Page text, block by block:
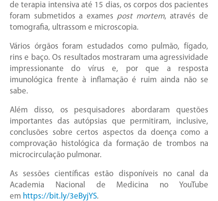
de terapia intensiva até 15 dias, os corpos dos pacientes
foram submetidos a exames post mortem, através de
tomografia, ultrassom e microscopia.
Vários órgãos foram estudados como pulmão, fígado,
rins e baço. Os resultados mostraram uma agressividade
impressionante do vírus e, por que a resposta
imunológica frente à inflamação é ruim ainda não se
sabe.
Além disso, os pesquisadores abordaram questões
importantes das autópsias que permitiram, inclusive,
conclusões sobre certos aspectos da doença como a
comprovação histológica da formação de trombos na
microcirculação pulmonar.
As sessões científicas estão disponíveis no canal da
Academia Nacional de Medicina no YouTube
em https://bit.ly/3eByjYS.